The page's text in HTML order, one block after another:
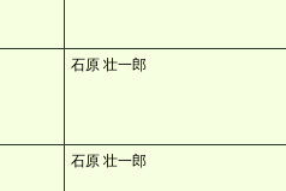
石原 壮一郎
石原 壮一郎